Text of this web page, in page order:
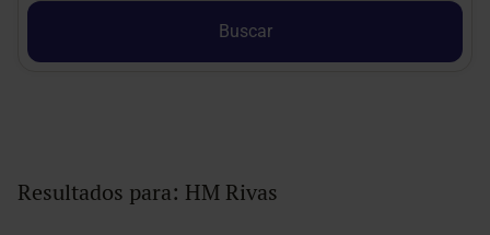
Buscar
Resultados para: HM Rivas